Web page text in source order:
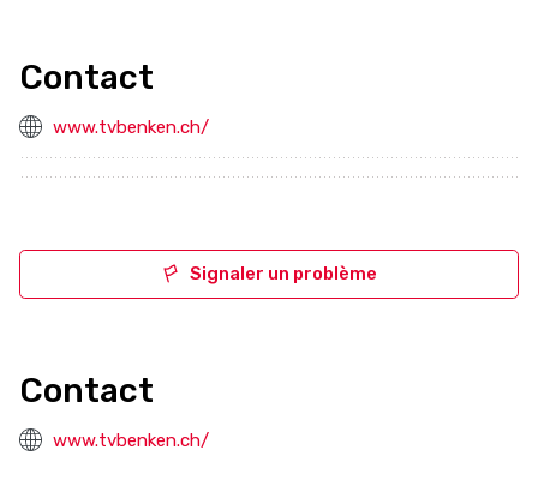
Contact
www.tvbenken.ch/
Signaler un problème
Contact
www.tvbenken.ch/